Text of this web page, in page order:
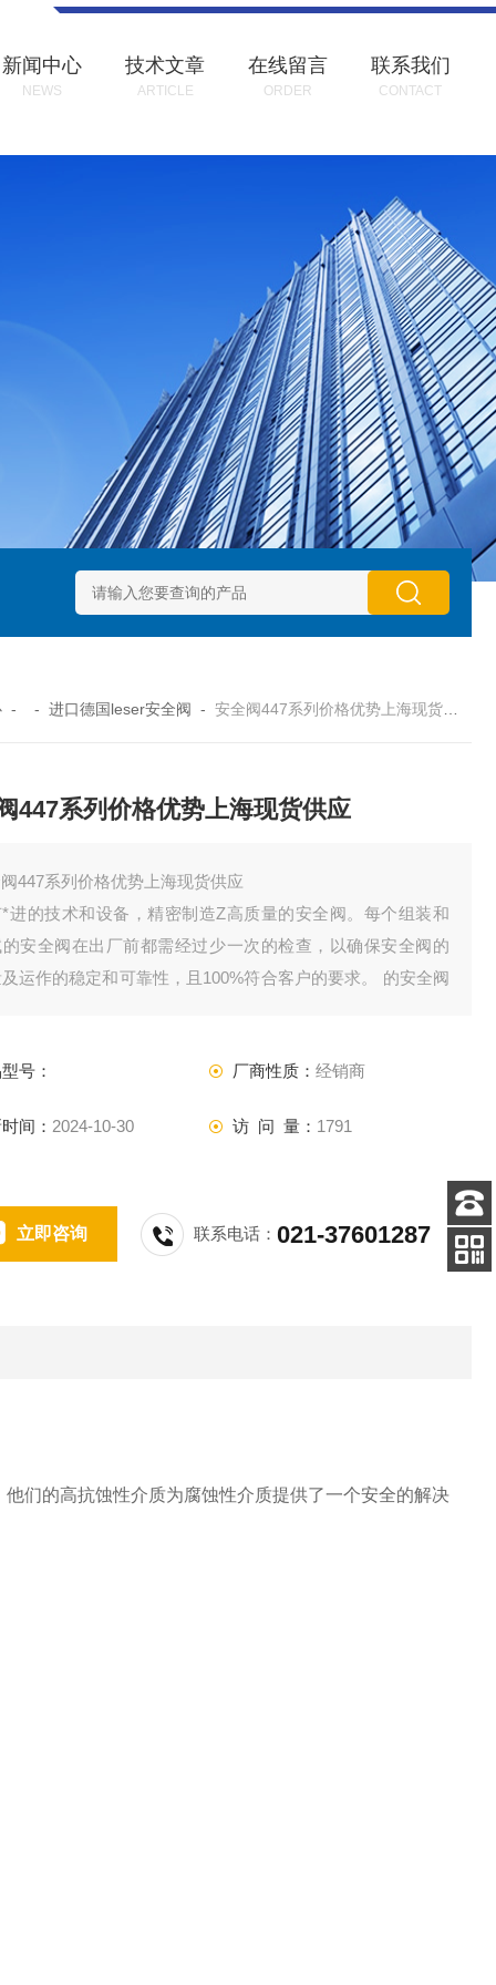
新闻中心
NEWS
技术文章
ARTICLE
在线留言
ORDER
联系我们
CONTACT
执行器型号GTXB 127_GTXB 160 意大利GT气动执行器
- -进口德国leser安全阀 -安全阀447系列价格优势上海现货供应
447系列价格优势上海现货供应
447系列价格优势上海现货供应
进的技术和设备，精密制造Z高质量的安全阀。每个组装和
安全阀在出厂前都需经过少一次的检查，以确保安全阀的
运作的稳定和可靠性，且100%符合客户的要求。 的安全阀
号：
厂商性质： 经销商
间： 2024-10-30 访 问 量： 1791
立即咨询 联系电话：021-37601287
们的高抗蚀性介质为腐蚀性介质提供了一个安全的解决
客服
电话